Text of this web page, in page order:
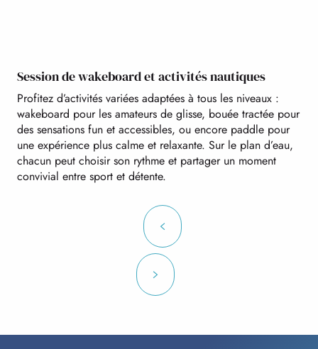
Session de wakeboard et activités nautiques
Profitez d’activités variées adaptées à tous les niveaux :
wakeboard pour les amateurs de glisse, bouée tractée pour
des sensations fun et accessibles, ou encore paddle pour
une expérience plus calme et relaxante. Sur le plan d’eau,
chacun peut choisir son rythme et partager un moment
convivial entre sport et détente.